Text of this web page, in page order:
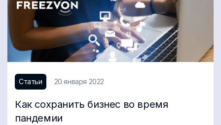
Статьи 20 января 2022
Как сохранить бизнес во время
пандемии